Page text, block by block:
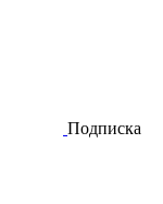
Подписка